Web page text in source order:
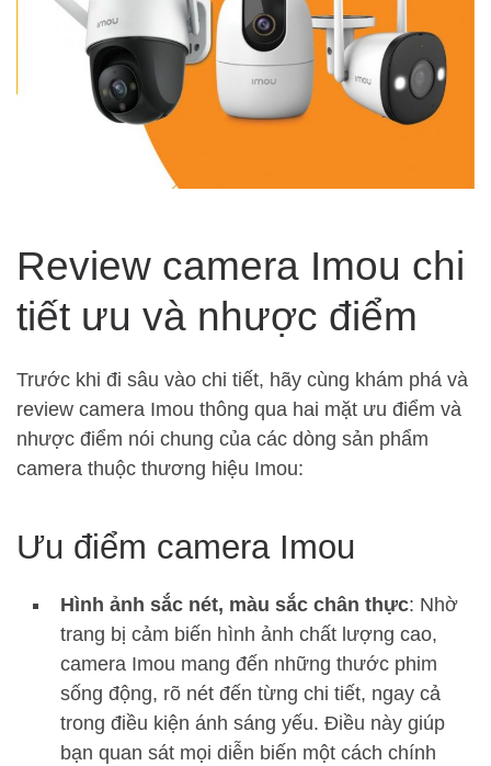
Review camera Imou chi
tiết ưu và nhược điểm
Trước khi đi sâu vào chi tiết, hãy cùng khám phá và
review camera Imou thông qua hai mặt ưu điểm và
nhược điểm nói chung của các dòng sản phẩm
camera thuộc thương hiệu Imou:
Ưu điểm camera Imou
Hình ảnh sắc nét, màu sắc chân thực: Nhờ
trang bị cảm biến hình ảnh chất lượng cao,
camera Imou mang đến những thước phim
sống động, rõ nét đến từng chi tiết, ngay cả
trong điều kiện ánh sáng yếu. Điều này giúp
bạn quan sát mọi diễn biến một cách chính